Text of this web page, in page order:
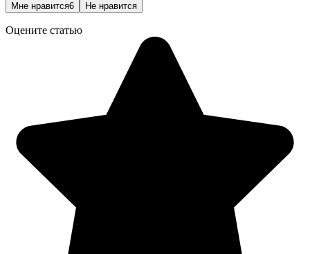
Мне нравится6 Не нравится
Оцените статью